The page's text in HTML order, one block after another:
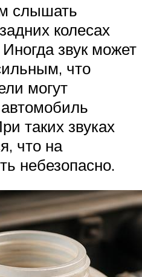
слышать
колесах
звук может
что
могут
таких звуках
что на
небезопасно.